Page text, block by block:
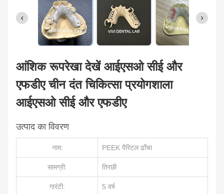
आंशिक रूपरेखा देखें आईएसओ सीई और
एफडीए चीन दंत चिकित्सा प्रयोगशाला
आईएसओ सीई और एफडीए
उत्पाद का विवरण
नाम: PEEK पैरिटल ढाँचा
सामग्री: तिरछी
गारंटी: 5 वर्ष